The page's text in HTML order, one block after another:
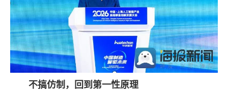
不搞仿制，回到第一性原理